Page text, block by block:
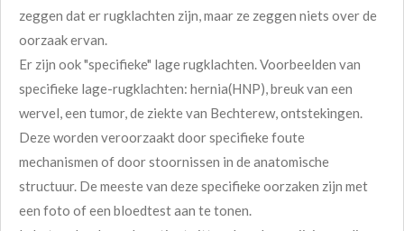
zeggen dat er rugklachten zijn, maar ze zeggen niets over de
oorzaak ervan.
Er zijn ook "specifieke" lage rugklachten. Voorbeelden van
specifieke lage-rugklachten: hernia(HNP), breuk van een
wervel, een tumor, de ziekte van Bechterew, ontstekingen.
Deze worden veroorzaakt door specifieke foute
mechanismen of door stoornissen in de anatomische
structuur. De meeste van deze specifieke oorzaken zijn met
een foto of een bloedtest aan te tonen.